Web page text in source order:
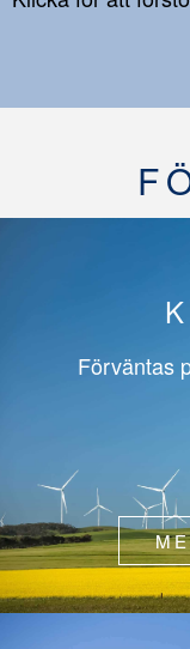
Förväntas